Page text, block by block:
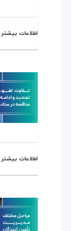
اطلاعات بیشتر
اطلاعات بیشتر